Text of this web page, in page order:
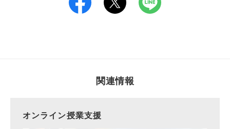
関連情報
オンライン授業支援